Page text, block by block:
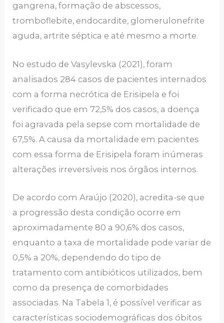
gangrena, formação de abscessos,
tromboflebite, endocardite, glomerulonefrite
aguda, artrite séptica e até mesmo a morte.
No estudo de Vasylevska (2021), foram
analisados 284 casos de pacientes internados
com a forma necrótica de Erisipela e foi
verificado que em 72,5% dos casos, a doença
foi agravada pela sepse com mortalidade de
67,5%. A causa da mortalidade em pacientes
com essa forma de Erisipela foram inúmeras
alterações irreversíveis nos órgãos internos.
De acordo com Araújo (2020), acredita-se que
a progressão desta condição ocorre em
aproximadamente 80 a 90,6% dos casos,
enquanto a taxa de mortalidade pode variar de
0,5% a 20%, dependendo do tipo de
tratamento com antibióticos utilizados, bem
como da presença de comorbidades
associadas. Na Tabela 1, é possível verificar as
características sociodemográficas dos óbitos